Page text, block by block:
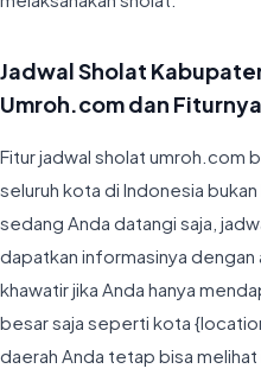
Jadwal Sholat
Umroh.com dan Fiturnya
Fitur jadwal sholat umroh.com
seluruh kota di Indonesia
sedang Anda datangi saja,
dapatkan informasinya dengan
khawatir jika Anda hanya
besar saja seperti kota
daerah Anda tetap bisa